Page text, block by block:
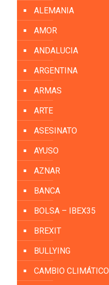
ALEMANIA
AMOR
ANDALUCIA
ARGENTINA
ARMAS
ARTE
ASESINATO
AYUSO
AZNAR
BANCA
BOLSA – IBEX35
BREXIT
BULLYING
CAMBIO CLIMÁTICO